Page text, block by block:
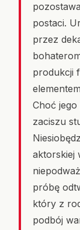
postaci.
przez
produkcji
Choć jego
zaciszu
aktorskiej
próbę
który z
podbój